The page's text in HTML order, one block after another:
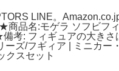
LINE。
品名:モゲラ ソフビフ
: フィギュアの大きさ
ズ/フギィア | ミニカ
クスセット